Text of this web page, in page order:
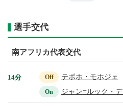
選手交代
南アフリカ代表交代
14分 Off テボホ・モホジェ
On ジャン=ルック・